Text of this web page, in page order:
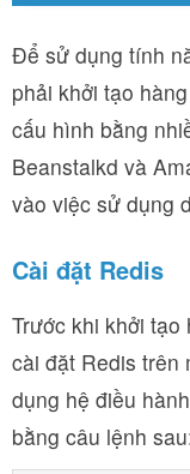
Để sử dụng tính
phải khởi tạo
cấu hình bằng
Beanstalkd và
vào việc sử dụng
Cài đặt Redis
Trước khi khởi tạo
cài đặt Redis trên
dụng hệ điều
bằng câu lệnh